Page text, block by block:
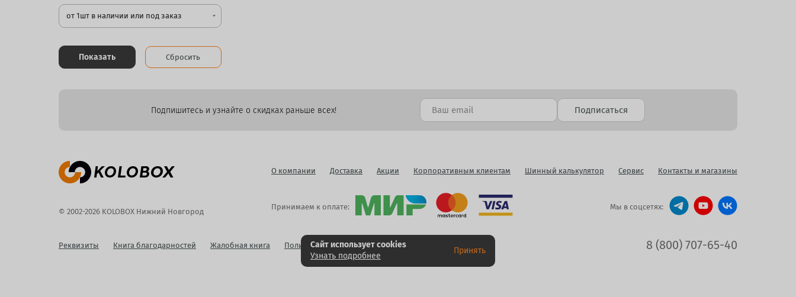
от 1шт в наличии или под заказ arrow_drop_down
Показать Сбросить
Подпишитесь и узнайте о скидках раньше всех! Подписаться
© 2002-2026 KOLOBOX Нижний Новгород
О компании Доставка Акции Корпоративным клиентам Шинный калькулятор Сервис Контакты и магазины
Принимаем к оплате: Мы в соцсетях:
Реквизиты Книга благодарностей Жалобная книга Политика конфиденциальности 8 (800) 707-65-40
Сайт использует cookies
Узнать подробнее
Принять